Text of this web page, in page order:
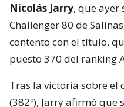
Nicolás Jarry, que ayer
Challenger 80 de
contento con el título,
puesto 370 del ranking
Tras la victoria sobre el
(382º), Jarry afirmó que